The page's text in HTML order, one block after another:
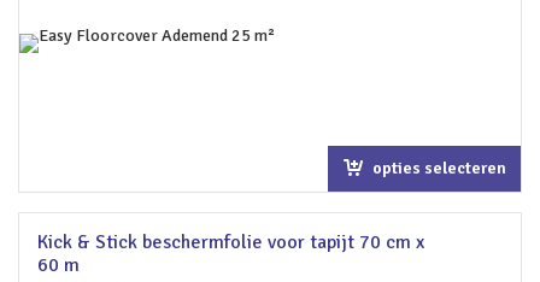
opties selecteren
Kick & Stick beschermfolie voor tapijt 70 cm x
60 m